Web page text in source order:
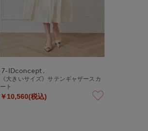
7-IDconcept.
《大きいサイズ》サテンギャザースカ
ート
￥10,560(税込)